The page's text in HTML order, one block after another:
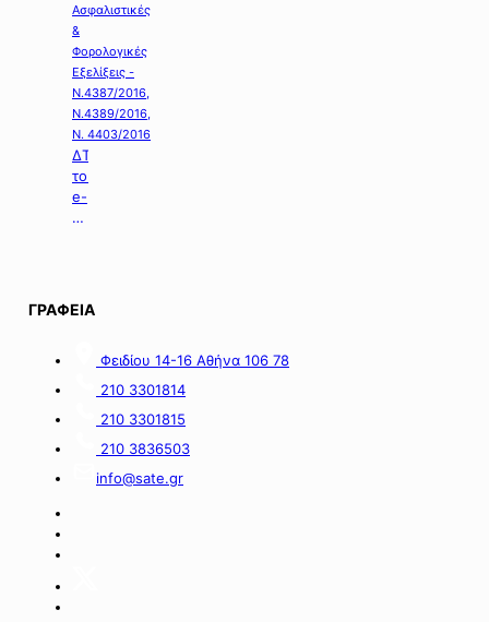
Ασφαλιστικές
&
Φορολογικές
Εξελίξεις -
Ν.4387/2016,
Ν.4389/2016,
Ν. 4403/2016
ΔΤ
του
e-
ΕΦΚΑ
Αδειοδωροσήμου
Αυγούστου
εργατοτεχνίτες
ΓΡΑΦΕΙΑ
Φειδίου 14-16 Αθήνα 106 78
210 3301814
210 3301815
210 3836503
info@sate.gr